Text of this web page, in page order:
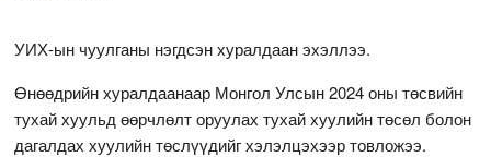
УИХ-ын чуулганы нэгдсэн хуралдаан эхэллээ.
Өнөөдрийн хуралдаанаар Монгол Улсын 2024 оны төсвийн
тухай хуульд өөрчлөлт оруулах тухай хуулийн төсөл болон
дагалдах хуулийн төслүүдийг хэлэлцэхээр товложээ.